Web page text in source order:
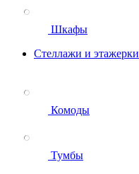
Шкафы
Стеллажи и этажерки
Комоды
Тумбы